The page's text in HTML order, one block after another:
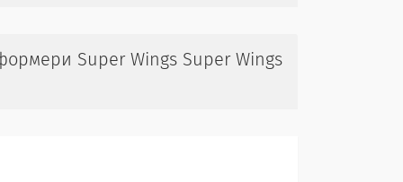
Super Wings Super Wings